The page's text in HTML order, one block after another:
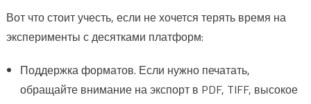
Вот что стоит учесть, если не хочется терять время на
эксперименты с десятками платформ:
Поддержка форматов. Если нужно печатать,
обращайте внимание на экспорт в PDF, TIFF, высокое